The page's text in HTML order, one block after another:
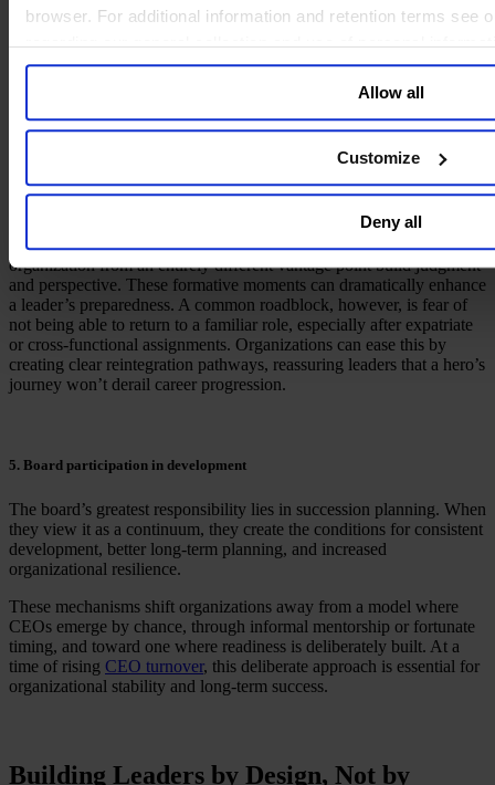
browser. For additional information and retention terms see
regarding our general collection and use of personal
Allow all
Customize
Deny all
challenge their assumptions, and create air cover as they take on
roles that stretch their judgment.
4. Curated rotation opportunities
Assignments that impose ambiguity or require seeing the
organization from an entirely different vantage point build judgment
and perspective. These formative moments can dramatically enhance
a leader’s preparedness. A common roadblock, however, is fear of
not being able to return to a familiar role, especially after expatriate
or cross-functional assignments. Organizations can ease this by
creating clear reintegration pathways, reassuring leaders that a hero’s
journey won’t derail career progression.
5. Board participation in development
The board’s greatest responsibility lies in succession planning. When
they view it as a continuum, they create the conditions for consistent
development, better long-term planning, and increased
organizational resilience.
These mechanisms shift organizations away from a model where
CEOs emerge by chance, through informal mentorship or fortunate
timing, and toward one where readiness is deliberately built. At a
time of rising CEO turnover, this deliberate approach is essential for
organizational stability and long-term success.
Building Leaders by Design, Not by